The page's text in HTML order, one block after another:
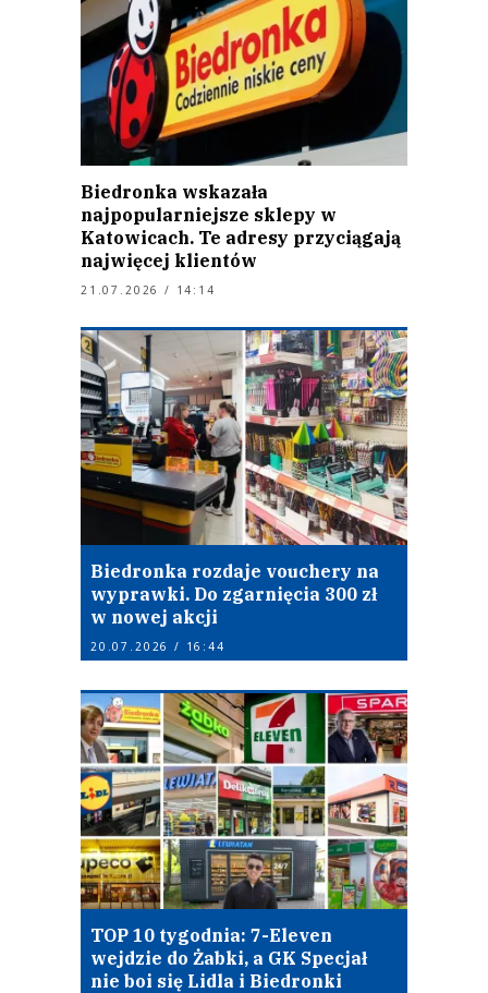
Biedronka wskazała
najpopularniejsze sklepy w
Katowicach. Te adresy przyciągają
najwięcej klientów
21.07.2026 / 14:14
Biedronka rozdaje vouchery na
wyprawki. Do zgarnięcia 300 zł
w nowej akcji
20.07.2026 / 16:44
TOP 10 tygodnia: 7-Eleven
wejdzie do Żabki, a GK Specjał
nie boi się Lidla i Biedronki